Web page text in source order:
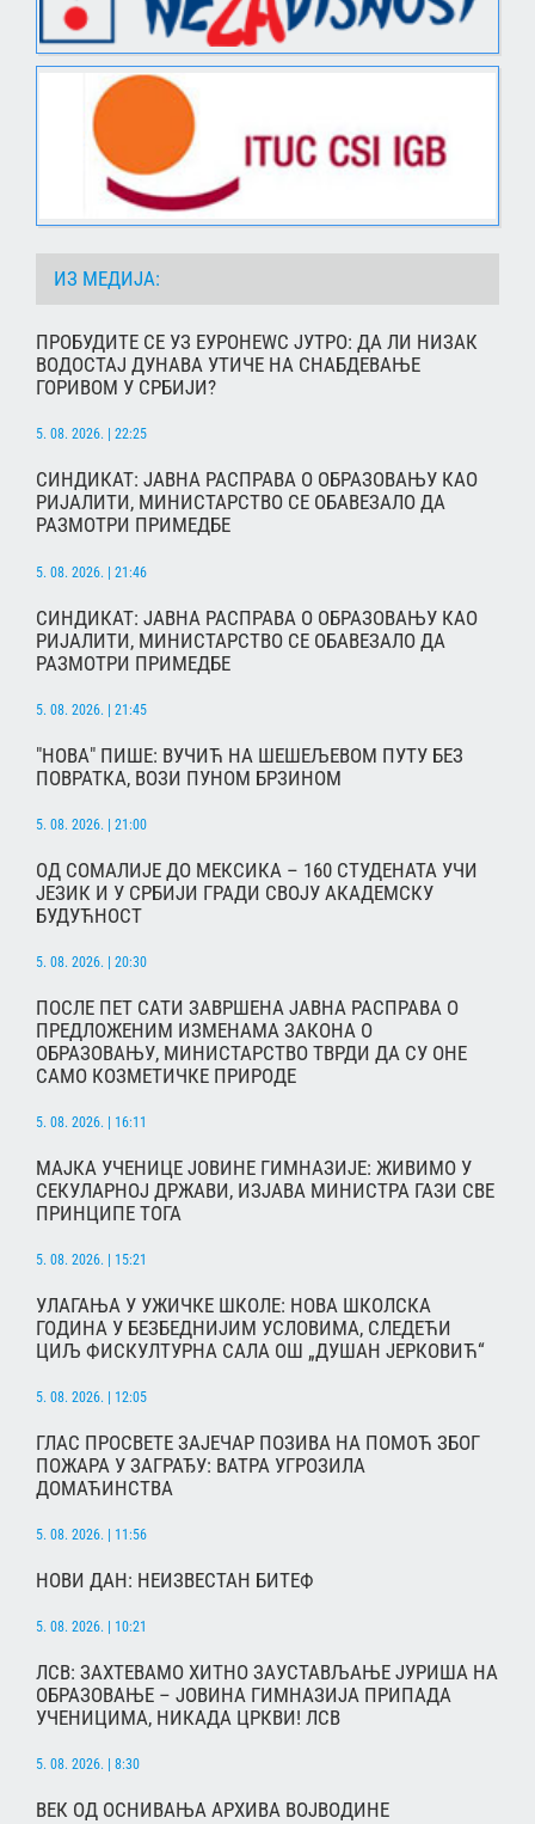
ИЗ МЕДИЈА:
ПРОБУДИТЕ СЕ УЗ ЕУРОНЕWС ЈУТРО: ДА ЛИ НИЗАК
ВОДОСТАЈ ДУНАВА УТИЧЕ НА СНАБДЕВАЊЕ
ГОРИВОМ У СРБИЈИ?
5. 08. 2026. | 22:25
СИНДИКАТ: ЈАВНА РАСПРАВА О ОБРАЗОВАЊУ КАО
РИЈАЛИТИ, МИНИСТАРСТВО СЕ ОБАВЕЗАЛО ДА
РАЗМОТРИ ПРИМЕДБЕ
5. 08. 2026. | 21:46
СИНДИКАТ: ЈАВНА РАСПРАВА О ОБРАЗОВАЊУ КАО
РИЈАЛИТИ, МИНИСТАРСТВО СЕ ОБАВЕЗАЛО ДА
РАЗМОТРИ ПРИМЕДБЕ
5. 08. 2026. | 21:45
"НОВА" ПИШЕ: ВУЧИЋ НА ШЕШЕЉЕВОМ ПУТУ БЕЗ
ПОВРАТКА, ВОЗИ ПУНОМ БРЗИНОМ
5. 08. 2026. | 21:00
ОД СОМАЛИЈЕ ДО МЕКСИКА – 160 СТУДЕНАТА УЧИ
ЈЕЗИК И У СРБИЈИ ГРАДИ СВОЈУ АКАДЕМСКУ
БУДУЋНОСТ
5. 08. 2026. | 20:30
ПОСЛЕ ПЕТ САТИ ЗАВРШЕНА ЈАВНА РАСПРАВА О
ПРЕДЛОЖЕНИМ ИЗМЕНАМА ЗАКОНА О
ОБРАЗОВАЊУ, МИНИСТАРСТВО ТВРДИ ДА СУ ОНЕ
САМО КОЗМЕТИЧКЕ ПРИРОДЕ
5. 08. 2026. | 16:11
МАЈКА УЧЕНИЦЕ ЈОВИНЕ ГИМНАЗИЈЕ: ЖИВИМО У
СЕКУЛАРНОЈ ДРЖАВИ, ИЗЈАВА МИНИСТРА ГАЗИ СВЕ
ПРИНЦИПЕ ТОГА
5. 08. 2026. | 15:21
УЛАГАЊА У УЖИЧКЕ ШКОЛЕ: НОВА ШКОЛСКА
ГОДИНА У БЕЗБЕДНИЈИМ УСЛОВИМА, СЛЕДЕЋИ
ЦИЉ ФИСКУЛТУРНА САЛА ОШ „ДУШАН ЈЕРКОВИЋ“
5. 08. 2026. | 12:05
ГЛАС ПРОСВЕТЕ ЗАЈЕЧАР ПОЗИВА НА ПОМОЋ ЗБОГ
ПОЖАРА У ЗАГРАЂУ: ВАТРА УГРОЗИЛА
ДОМАЋИНСТВА
5. 08. 2026. | 11:56
НОВИ ДАН: НЕИЗВЕСТАН БИТЕФ
5. 08. 2026. | 10:21
ЛСВ: ЗАХТЕВАМО ХИТНО ЗАУСТАВЉАЊЕ ЈУРИША НА
ОБРАЗОВАЊЕ – ЈОВИНА ГИМНАЗИЈА ПРИПАДА
УЧЕНИЦИМА, НИКАДА ЦРКВИ! ЛСВ
5. 08. 2026. | 8:30
ВЕК ОД ОСНИВАЊА АРХИВА ВОЈВОДИНЕ